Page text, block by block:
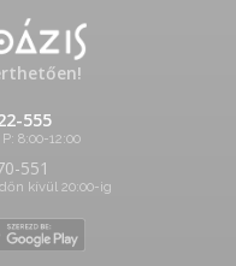
555
8:00-12:00
551
kívül 20:00-ig